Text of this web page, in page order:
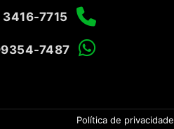
3416-7715
7487
Política de privacidade